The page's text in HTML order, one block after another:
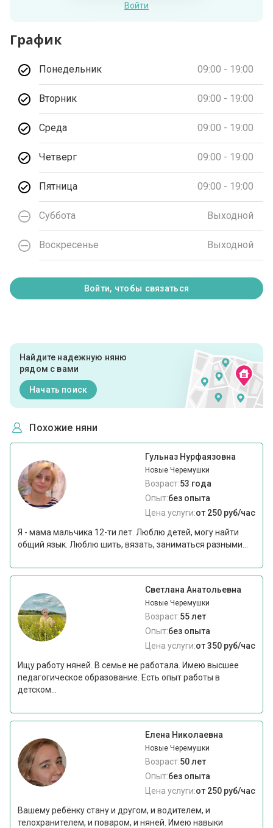
Войти
График
Понедельник 09:00 - 19:00
Вторник 09:00 - 19:00
Среда 09:00 - 19:00
Четверг 09:00 - 19:00
Пятница 09:00 - 19:00
Суббота Выходной
Воскресенье Выходной
Войти, чтобы связаться
Найдите надежную няню
рядом с вами
Начать поиск
Похожие няни
Гульназ Нурфаязовна
Новые Черемушки
Возраст:53 года
Опыт:без опыта
Цена услуги:от 250 руб/час
Я - мама мальчика 12-ти лет. Люблю детей, могу найти
общий язык. Люблю шить, вязать, заниматься разными...
Светлана Анатольевна
Новые Черемушки
Возраст:55 лет
Опыт:без опыта
Цена услуги:от 350 руб/час
Ищу работу няней. В семье не работала. Имею высшее
педагогическое образование. Есть опыт работы в
детском...
Елена Николаевна
Новые Черемушки
Возраст:50 лет
Опыт:без опыта
Цена услуги:от 250 руб/час
Вашему ребёнку стану и другом, и водителем, и
телохранителем, и поваром, и няней. Имею навыки